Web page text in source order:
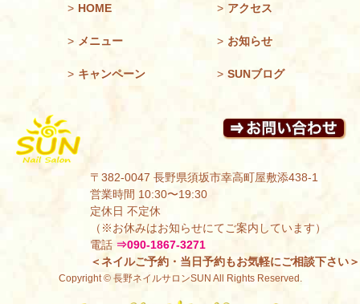
> HOME
> メニュー
> キャンペーン
> アクセス
> お知らせ
> SUNブログ
〒382-0047 長野県須坂市幸高町屋敷添438-1
営業時間 10:30〜19:30
定休日 不定休
（※お休みはお知らせにてご案内しています）
電話 ⇒090-1867-3271
＜ネイルご予約・当日予約もお気軽にご相談下さい＞
Copyright © 長野ネイルサロンSUN All Rights Reserved.